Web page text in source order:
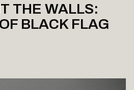
THE WALLS:
BLACK FLAG